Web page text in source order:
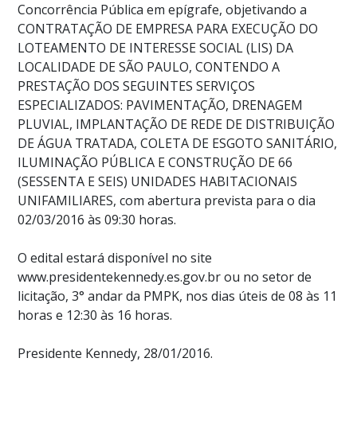
Concorrência Pública em epígrafe, objetivando a
CONTRATAÇÃO DE EMPRESA PARA EXECUÇÃO DO
LOTEAMENTO DE INTERESSE SOCIAL (LIS) DA
LOCALIDADE DE SÃO PAULO, CONTENDO A
PRESTAÇÃO DOS SEGUINTES SERVIÇOS
ESPECIALIZADOS: PAVIMENTAÇÃO, DRENAGEM
PLUVIAL, IMPLANTAÇÃO DE REDE DE DISTRIBUIÇÃO
DE ÁGUA TRATADA, COLETA DE ESGOTO SANITÁRIO,
ILUMINAÇÃO PÚBLICA E CONSTRUÇÃO DE 66
(SESSENTA E SEIS) UNIDADES HABITACIONAIS
UNIFAMILIARES, com abertura prevista para o dia
02/03/2016 às 09:30 horas.
O edital estará disponível no site
www.presidentekennedy.es.gov.br ou no setor de
licitação, 3° andar da PMPK, nos dias úteis de 08 às 11
horas e 12:30 às 16 horas.
Presidente Kennedy, 28/01/2016.